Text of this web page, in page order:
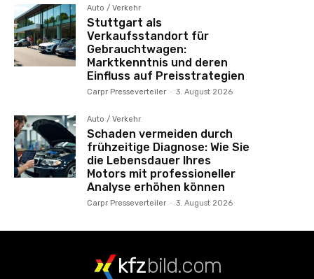
Auto / Verkehr
Stuttgart als
Verkaufsstandort für
Gebrauchtwagen:
Marktkenntnis und deren
Einfluss auf Preisstrategien
Carpr Presseverteiler - 3. August 2026
Auto / Verkehr
Schaden vermeiden durch
frühzeitige Diagnose: Wie Sie
die Lebensdauer Ihres
Motors mit professioneller
Analyse erhöhen können
Carpr Presseverteiler - 3. August 2026
kfzbild.com